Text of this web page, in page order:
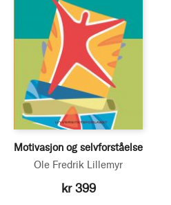
Motivasjon og selvforståelse
Ole Fredrik Lillemyr
kr 399